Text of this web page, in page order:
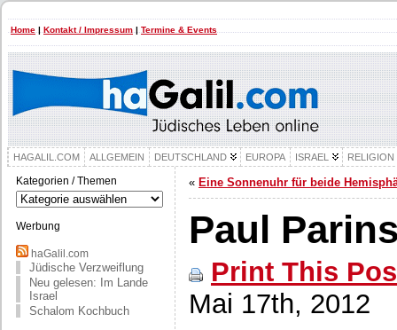
Home | Kontakt / Impressum | Termine & Events
HAGALIL.COM ALLGEMEIN DEUTSCHLAND EUROPA ISRAEL RELIGION
Kategorien / Themen
Kategorien
/
Themen
Werbung
haGalil.com
Jüdische Verzweiflung
Neu gelesen: Im Lande
Israel
Schalom Kochbuch
« Eine Sonnenuhr für beide
Paul
Print This
Mai 17th, 2012